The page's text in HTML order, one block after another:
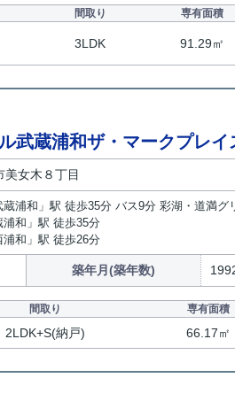
間取り 専有面積
3LDK 91.29㎡
武蔵浦和ザ・マークプレイ
美女木８丁目
浦和」駅 徒歩35分 バス9分 彩湖・道満グ
和」駅 徒歩35分
和」駅 徒歩26分
築年月(築年数)
間取り 専有面積
2LDK+S(納戸) 66.17㎡